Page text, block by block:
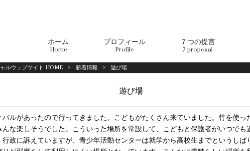
ホーム
Home
プロフィール
Profile
７つの提言
7 proposal
ルウェブサイト HOME > 新着情報 > 遊び場
遊び場
ルがあったので行ってきました。こどもがたくさん来ていました。竹を使
な楽しそうでした。こういった場所を常設して、こどもと保護者がいつで
政に訴えていますが、青少年活動センターは就学から高校生までというし